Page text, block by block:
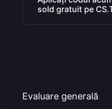
sold gratuit pe
Evaluare generală